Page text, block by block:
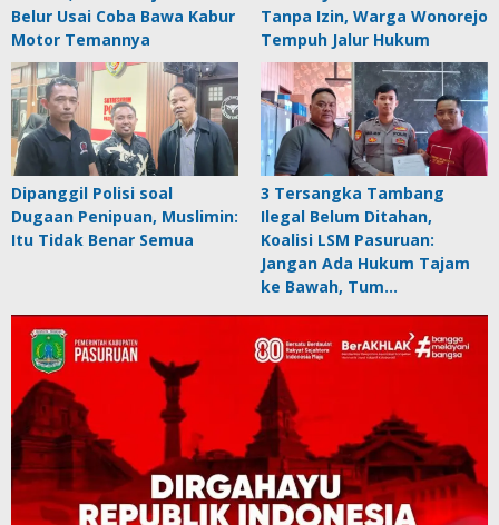
Belur Usai Coba Bawa Kabur
Motor Temannya
Tanpa Izin, Warga Wonorejo
Tempuh Jalur Hukum
Dipanggil Polisi soal
Dugaan Penipuan, Muslimin:
Itu Tidak Benar Semua
3 Tersangka Tambang
Ilegal Belum Ditahan,
Koalisi LSM Pasuruan:
Jangan Ada Hukum Tajam
ke Bawah, Tum…